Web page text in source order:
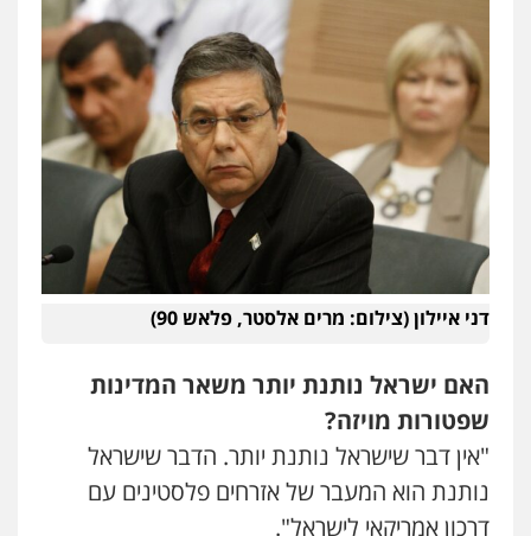
דני איילון (צילום: מרים אלסטר, פלאש 90)
האם ישראל נותנת יותר משאר המדינות
שפטורות מויזה?
"אין דבר שישראל נותנת יותר. הדבר שישראל
נותנת הוא המעבר של אזרחים פלסטינים עם
דרכון אמריקאי לישראל".